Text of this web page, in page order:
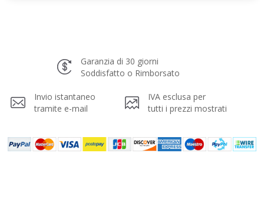
Garanzia di 30 giorni
Soddisfatto o Rimborsato
Invio istantaneo
tramite e-mail
IVA esclusa per
tutti i prezzi mostrati